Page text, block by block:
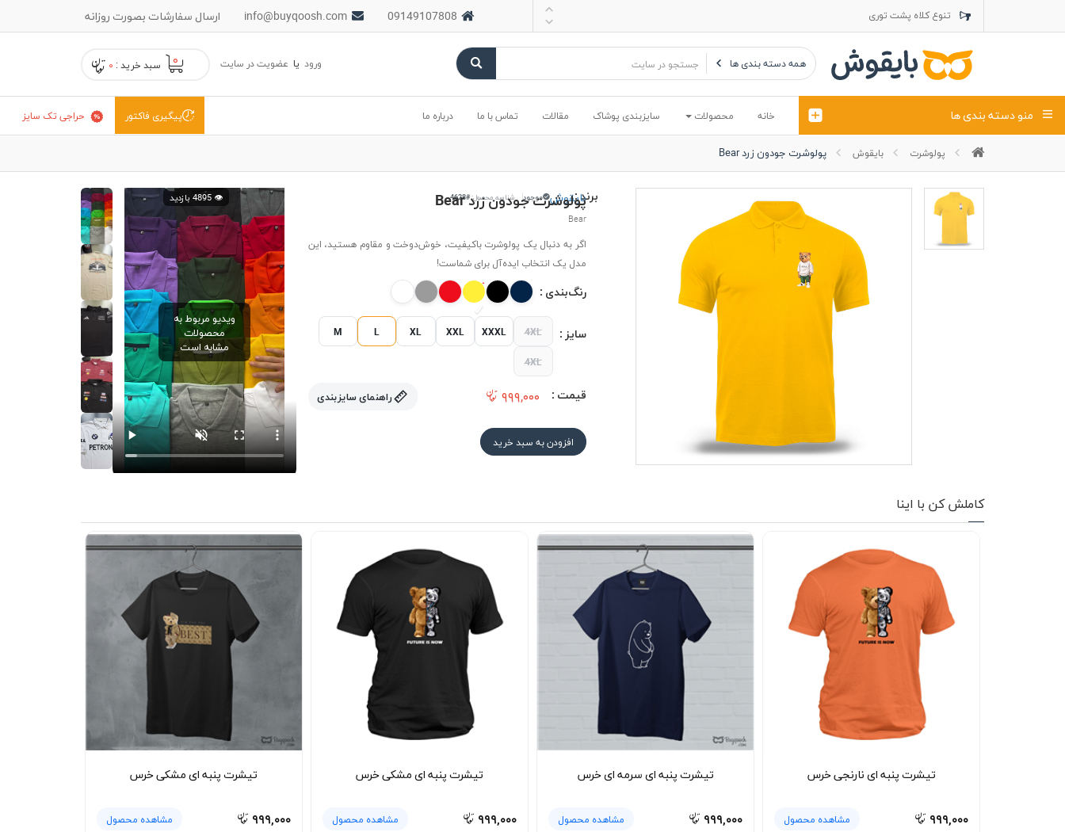
تنوع کلاه پشت توری
تنوع کلاه کتان
تنوع تراول ماک
ارسال سفارشات بصورت روزانه info@buyqoosh.com 09149107808
همه دسته بندی ها ۰ سبد خرید : ۰ ورود یا عضویت در سایت
حراجی تک سایز پیگیری فاکتور خانه محصولات سایزبندی پوشاک مقالات تماس با ما درباره ما منو دسته بندی ها
پولوشرت بایقوش پولوشرت جودون زرد Bear
پولوشرت جودون زرد Bear
Bear
برند :بایقوش موجود شناسه محصول:#4628
اگر به دنبال یک پولوشرت باکیفیت، خوش‌دوخت و مقاوم هستید، این
مدل یک انتخاب ایده‌آل برای شماست!
رنگ‌بندی :
سایز : M L XL XXL XXXL 4XL
4XL
قیمت : ۹۹۹,۰۰۰ راهنمای سایزبندی
افزودن به سبد خرید
👁️ 4895 بازدید
ویدیو مربوط به
محصولات
مشابه است
کاملش کن با اینا
تیشرت پنبه ای نارنجی خرس
۹۹۹,۰۰۰ مشاهده محصول
تیشرت پنبه ای سرمه ای خرس
۹۹۹,۰۰۰ مشاهده محصول
تیشرت پنبه ای مشکی خرس
۹۹۹,۰۰۰ مشاهده محصول
تیشرت پنبه ای مشکی خرس
۹۹۹,۰۰۰ مشاهده محصول